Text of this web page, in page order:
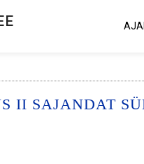
II SAJANDAT